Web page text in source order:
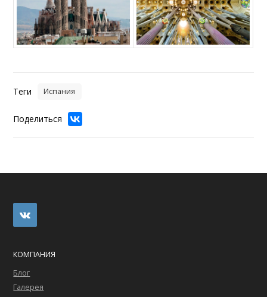
Теги Испания
Поделиться
КОМПАНИЯ
Блог
Галерея